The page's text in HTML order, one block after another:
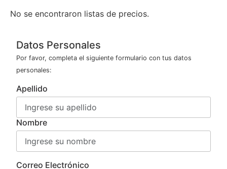
No se encontraron listas de precios.
Datos Personales
Por favor, completa el siguiente formulario con tus datos
personales:
Apellido
Nombre
Correo Electrónico